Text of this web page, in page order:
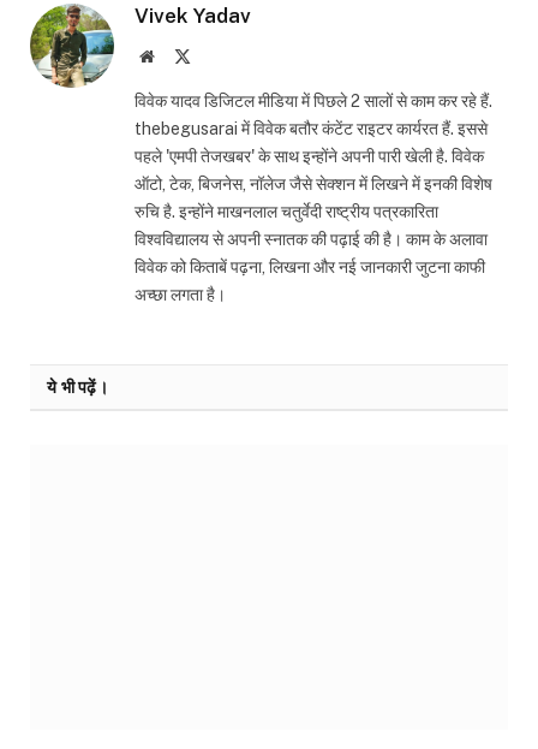
Vivek Yadav
Website
विवेक यादव डिजिटल मीडिया में पिछले 2 सालों से काम कर रहे हैं.
thebegusarai में विवेक बतौर कंटेंट राइटर कार्यरत हैं. इससे
पहले 'एमपी तेजखबर' के साथ इन्होंने अपनी पारी खेली है. विवेक
ऑटो, टेक, बिजनेस, नॉलेज जैसे सेक्शन में लिखने में इनकी विशेष
रुचि है. इन्होंने माखनलाल चतुर्वेदी राष्ट्रीय पत्रकारिता
विश्वविद्यालय से अपनी स्नातक की पढ़ाई की है। काम के अलावा
विवेक को किताबें पढ़ना, लिखना और नई जानकारी जुटना काफी
अच्छा लगता है।
ये भी पढ़ें।